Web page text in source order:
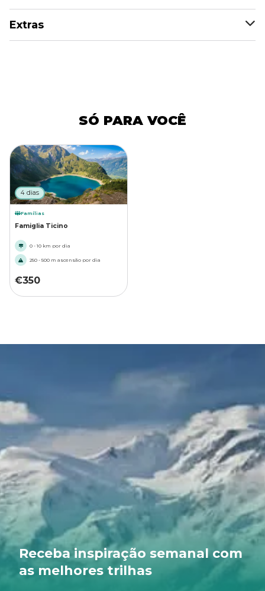
Extras
SÓ PARA VOCÊ
4 dias
Famílias
Famiglia Ticino
0 - 10 km por dia
250 - 500 m ascensão por dia
€350
Receba inspiração semanal com
as melhores trilhas